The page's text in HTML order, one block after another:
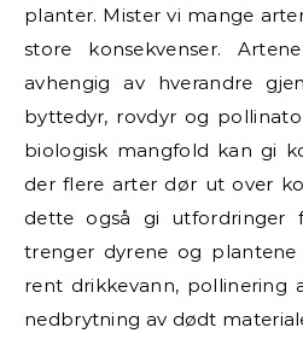
planter. Mister vi mange
store konsekvenser.
avhengig av hverandre
byttedyr, rovdyr og
biologisk mangfold kan gi
der flere arter dør ut over
dette også gi utfordringer
trenger dyrene og
rent drikkevann, pollinering
nedbrytning av dødt